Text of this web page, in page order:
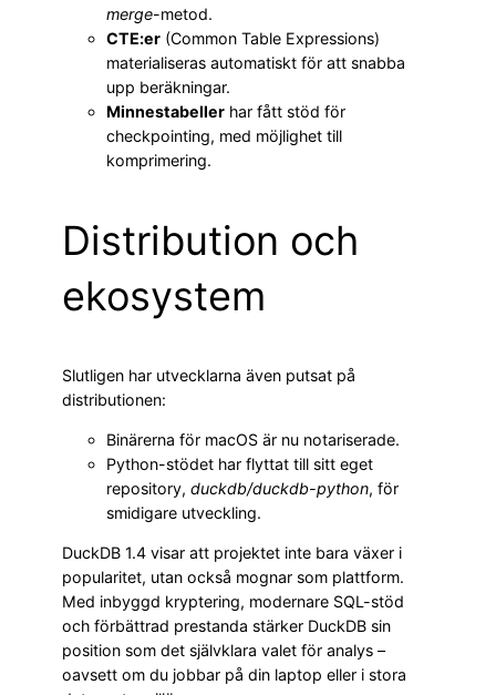
merge-metod.
CTE:er (Common Table Expressions)
materialiseras automatiskt för att snabba
upp beräkningar.
Minnestabeller har fått stöd för
checkpointing, med möjlighet till
komprimering.
Distribution och
ekosystem
Slutligen har utvecklarna även putsat på
distributionen:
Binärerna för macOS är nu notariserade.
Python-stödet har flyttat till sitt eget
repository, duckdb/duckdb-python, för
smidigare utveckling.
DuckDB 1.4 visar att projektet inte bara växer i
popularitet, utan också mognar som plattform.
Med inbyggd kryptering, modernare SQL-stöd
och förbättrad prestanda stärker DuckDB sin
position som det självklara valet för analys –
oavsett om du jobbar på din laptop eller i stora